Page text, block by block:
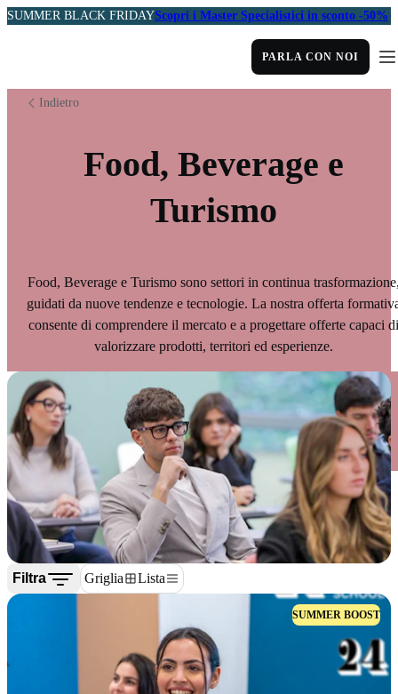
SUMMER BLACK FRIDAYScopri i Master Specialistici in sconto -50%
PARLA CON NOI
Indietro
Food, Beverage e
Turismo
Food, Beverage e Turismo sono settori in continua
guidati da nuove tendenze e tecnologie. La nostra offerta
consente di comprendere il mercato e a progettare offerte capaci di
valorizzare prodotti, territori ed esperienze.
Filtra Griglia Lista
SUMMER BOOST